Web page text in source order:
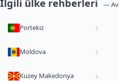
İlgili ülke rehberleri —
Portekiz
Moldova
Kuzey Makedonya